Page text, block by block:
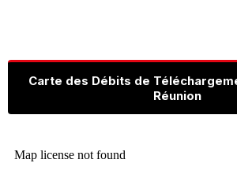
Carte des Débits de
Réunion